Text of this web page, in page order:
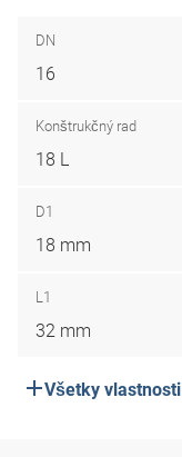
DN
16
Konštrukčný rad
18 L
D1
18 mm
L1
32 mm
Všetky vlastnosti